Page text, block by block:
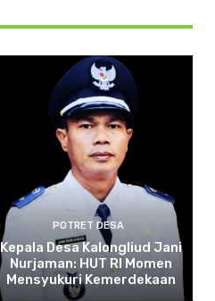
POTRET DESA
Kepala Desa Kalongliud Jani
Nurjaman: HUT RI Momen
Mensyukuri Kemerdekaan